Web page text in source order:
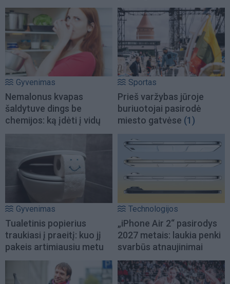
Gyvenimas
Nemalonus kvapas
šaldytuve dings be
chemijos: ką įdėti į vidų
Sportas
Prieš varžybas jūroje
buriuotojai pasirodė
miesto gatvėse (1)
Gyvenimas
Tualetinis popierius
traukiasi į praeitį: kuo jį
pakeis artimiausiu metu
Technologijos
„iPhone Air 2“ pasirodys
2027 metais: laukia penki
svarbūs atnaujinimai